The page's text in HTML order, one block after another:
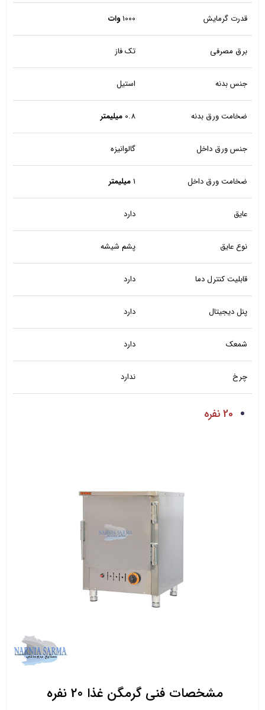
قدرت گرمایش 1000وات
برق مصرفی تک فاز
جنس بدنه استیل
ضخامت ورق بدنه 0.8 میلیمتر
جنس ورق داخل گالوانیزه
ضخامت ورق داخل 1میلیمتر
عایق دارد
نوع عایق پشم شیشه
قابلیت کنترل دما دارد
پنل دیجیتال دارد
شمعک دارد
چرخ ندارد
20 نفره
مشخصات فنی گرمگن غذا 20 نفره